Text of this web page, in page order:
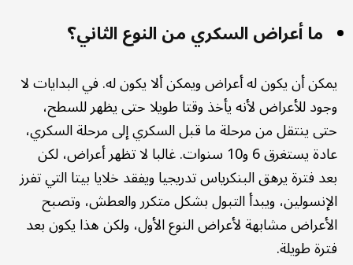
ما أعراض السكري من النوع الثاني؟
يمكن أن يكون له أعراض ويمكن ألا يكون له. في البدايات لا
وجود للأعراض لأنه يأخذ وقتا طويلا حتى يظهر للسطح،
حتى ينتقل من مرحلة ما قبل السكري إلى مرحلة السكري،
عادة يستغرق 6 و10 سنوات. غالبا لا تظهر أعراض، لكن
بعد فترة يرهق البنكرياس تدريجيا ويفقد خلايا بيتا التي تفرز
الإنسولين، ويبدأ التبول بشكل متكرر والعطش، وتصبح
الأعراض مشابهة لأعراض النوع الأول، ولكن هذا يكون بعد
فترة طويلة.